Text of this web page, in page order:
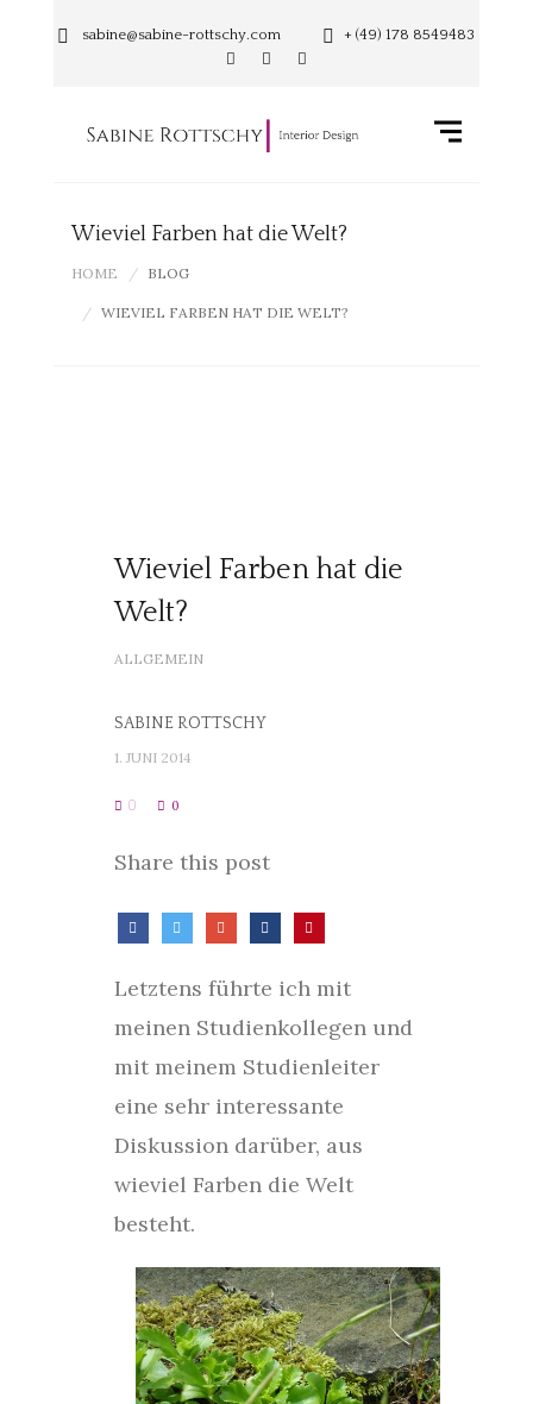
sabine@sabine-rottschy.com + (49) 178 8549483
Wieviel Farben hat die Welt?
HOME BLOG
WIEVIEL FARBEN HAT DIE WELT?
Wieviel Farben hat die
Welt?
ALLGEMEIN
SABINE ROTTSCHY
1. JUNI 2014
0 0
Share this post
Letztens führte ich mit
meinen Studienkollegen und
mit meinem Studienleiter
eine sehr interessante
Diskussion darüber, aus
wieviel Farben die Welt
besteht.